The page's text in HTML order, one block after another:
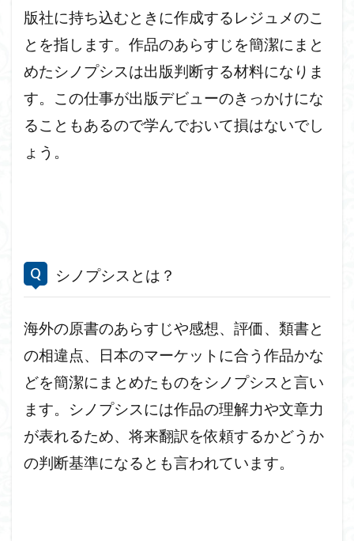
版社に持ち込むときに作成するレジュメのこ
とを指します。作品のあらすじを簡潔にまと
めたシノプシスは出版判断する材料になりま
す。この仕事が出版デビューのきっかけにな
ることもあるので学んでおいて損はないでし
ょう。
シノプシスとは？
海外の原書のあらすじや感想、評価、類書と
の相違点、日本のマーケットに合う作品かな
どを簡潔にまとめたものをシノプシスと言い
ます。シノプシスには作品の理解力や文章力
が表れるため、将来翻訳を依頼するかどうか
の判断基準になるとも言われています。